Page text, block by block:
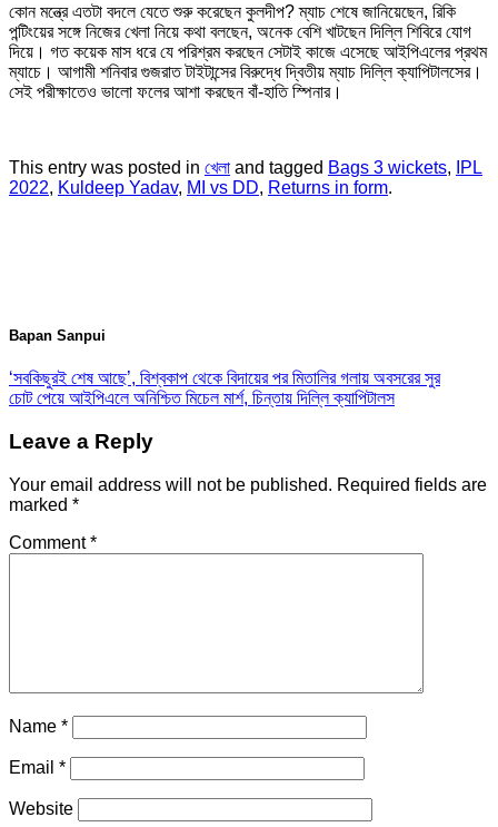
কোন মন্ত্রে এতটা বদলে যেতে শুরু করেছেন কুলদীপ? ম্যাচ শেষে জানিয়েছেন, রিকি
পন্টিংয়ের সঙ্গে নিজের খেলা নিয়ে কথা বলছেন, অনেক বেশি খাটছেন দিল্লি শিবিরে যোগ
দিয়ে। গত কয়েক মাস ধরে যে পরিশ্রম করছেন সেটাই কাজে এসেছে আইপিএলের প্রথম
ম্যাচে। আগামী শনিবার গুজরাত টাইটান্সের বিরুদ্ধে দ্বিতীয় ম্যাচ দিল্লি ক্যাপিটালসের।
সেই পরীক্ষাতেও ভালো ফলের আশা করছেন বাঁ-হাতি স্পিনার।
This entry was posted in খেলা and tagged Bags 3 wickets,
IPL
2022, Kuldeep Yadav, MI vs DD, Returns in form.
Bapan Sanpui
‘সবকিছুরই শেষ আছে’, বিশ্বকাপ থেকে বিদায়ের পর মিতালির গলায় অবসরের সুর
চোট পেয়ে আইপিএলে অনিশ্চিত মিচেল মার্শ, চিন্তায় দিল্লি ক্যাপিটালস
Leave a Reply
Your email address will not be published. Required fields are
marked *
Comment*
Name *
Email *
Website